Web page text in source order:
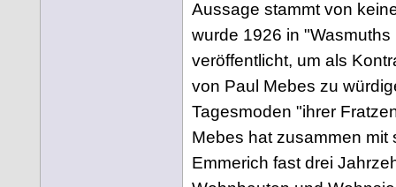
Aussage stammt von
wurde 1926 in
veröffentlicht, um als
von Paul Mebes zu
Tagesmoden "ihrer
Mebes hat zusammen mit
Emmerich fast drei